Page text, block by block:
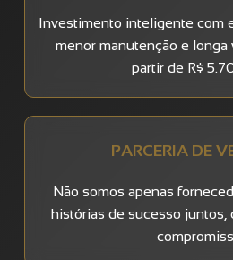
Investimento inteligente com
menor manutenção e longa
partir de R$
PARCERIA DE
Não somos apenas
histórias de sucesso juntos,